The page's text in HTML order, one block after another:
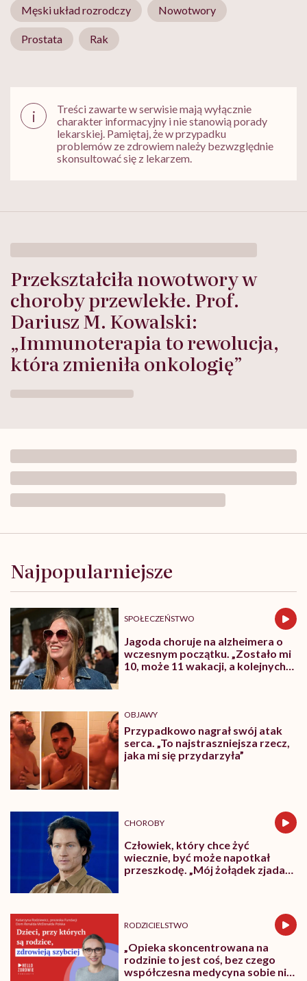
Męski układ rozrodczy Nowotwory
Prostata Rak
i
Treści zawarte w serwisie mają wyłącznie
charakter informacyjny i nie stanowią porady
lekarskiej. Pamiętaj, że w przypadku
problemów ze zdrowiem należy bezwzględnie
skonsultować się z lekarzem.
Przekształciła nowotwory w
choroby przewlekłe. Prof.
Dariusz M. Kowalski:
„Immunoterapia to rewolucja,
która zmieniła onkologię”
tabu.
Dr
Tomasz
„Rak
prostaty
nie
boli,
a
guza
jądra
przegapić”
Najpopularniejsze
SPOŁECZEŃSTWO
Jagoda choruje na alzheimera o
wczesnym początku. „Zostało mi
10, może 11 wakacji, a kolejnych
OBJAWY
Przypadkowo nagrał swój atak
serca. „To najstraszniejsza rzecz,
jaka mi się przydarzyła”
CHOROBY
Człowiek, który chce żyć
wiecznie, być może napotkał
przeszkodę. „Mój żołądek zjada
RODZICIELSTWO
„Opieka skoncentrowana na
rodzinie to jest coś, bez czego
współczesna medycyna sobie nie